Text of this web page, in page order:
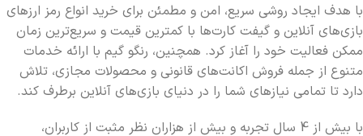
با هدف ایجاد روشی سریع، امن و مطمئن برای خرید انواع رمز ارزهای
بازی‌های آنلاین و گیفت کارت‌ها با کمترین قیمت و سریع‌ترین زمان
ممکن فعالیت خود را آغاز کرد. همچنین، رنگو گیم با ارائه خدمات
متنوع از جمله فروش اکانت‌های قانونی و محصولات مجازی، تلاش
دارد تا تمامی نیازهای شما را در دنیای بازی‌های آنلاین برطرف کند.
با بیش از 4 سال تجربه و بیش از هزاران نظر مثبت از کاربران،